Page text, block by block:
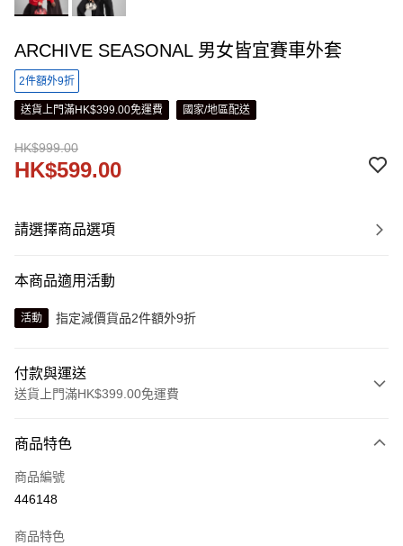
ARCHIVE SEASONAL 男女皆宜賽車外套
2件額外9折
送貨上門滿HK$399.00免運費 國家/地區配送
HK$999.00
HK$599.00
請選擇商品選項
本商品適用活動
活動 指定減價貨品2件額外9折
付款與運送
送貨上門滿HK$399.00免運費
信用卡
線上付款
Alipay, PayMe, WeChat Pay, UnionPay, FPS
商品特色
商品編號
446148
商品特色